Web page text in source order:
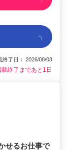
了日： 2026/08/08
載終了まであと1日
せるお仕事で